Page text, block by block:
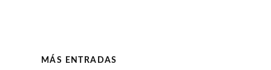
MÁS ENTRADAS